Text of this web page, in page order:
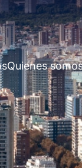
Quienes